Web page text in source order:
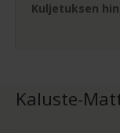
Kuljetuksen
Kaluste-